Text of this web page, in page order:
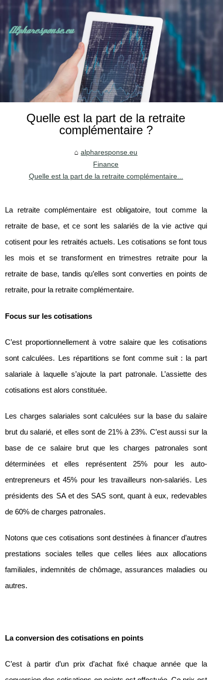
Quelle est la part de la retraite
complémentaire ?
alpharesponse.eu
Finance
Quelle est la part de la retraite complémentaire...
La retraite complémentaire est obligatoire, tout comme la
retraite de base, et ce sont les salariés de la vie active qui
cotisent pour les retraités actuels. Les cotisations se font tous
les mois et se transforment en trimestres retraite pour la
retraite de base, tandis qu’elles sont converties en points de
retraite, pour la retraite complémentaire.
Focus sur les cotisations
C’est proportionnellement à votre salaire que les cotisations
sont calculées. Les répartitions se font comme suit : la part
salariale à laquelle s’ajoute la part patronale. L’assiette des
cotisations est alors constituée.
Les charges salariales sont calculées sur la base du salaire
brut du salarié, et elles sont de 21% à 23%. C’est aussi sur la
base de ce salaire brut que les charges patronales sont
déterminées et elles représentent 25% pour les auto-
entrepreneurs et 45% pour les travailleurs non-salariés. Les
présidents des SA et des SAS sont, quant à eux, redevables
de 60% de charges patronales.
Notons que ces cotisations sont destinées à financer d’autres
prestations sociales telles que celles liées aux allocations
familiales, indemnités de chômage, assurances maladies ou
autres.
La conversion des cotisations en points
C’est à partir d’un prix d’achat fixé chaque année que la